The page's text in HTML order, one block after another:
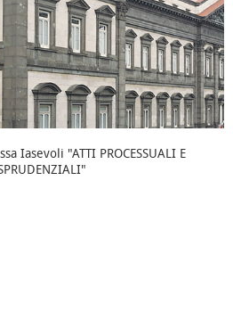
Iasevoli "ATTI PROCESSUALI E